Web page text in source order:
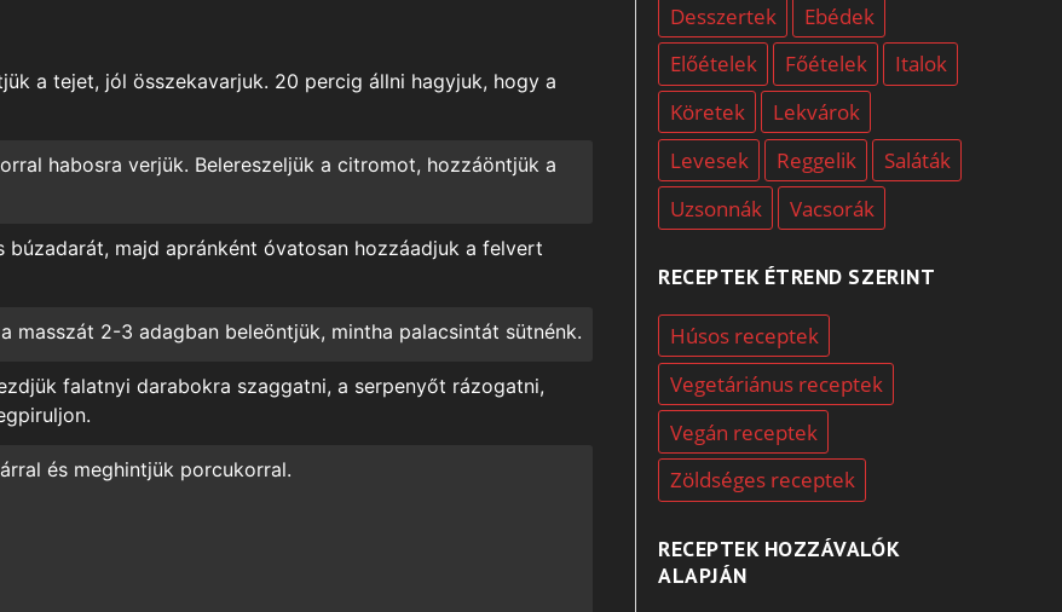
a tejet, jól összekavarjuk. 20 percig állni hagyjuk, hogy a
habosra verjük. Belereszeljük a citromot, hozzáöntjük a
majd apránként óvatosan hozzáadjuk a felvert
masszát 2-3 adagban beleöntjük, mintha palacsintát sütnénk.
falatnyi darabokra szaggatni, a serpenyőt rázogatni,
és meghintjük porcukorral.
Desszertek
Ebédek
Előételek
Főételek
Italok
Köretek
Lekvárok
Levesek
Reggelik
Saláták
Uzsonnák
Vacsorák
RECEPTEK ÉTREND SZERINT
Húsos receptek
Vegetáriánus receptek
Vegán receptek
Zöldséges receptek
RECEPTEK HOZZÁVALÓK
ALAPJÁN